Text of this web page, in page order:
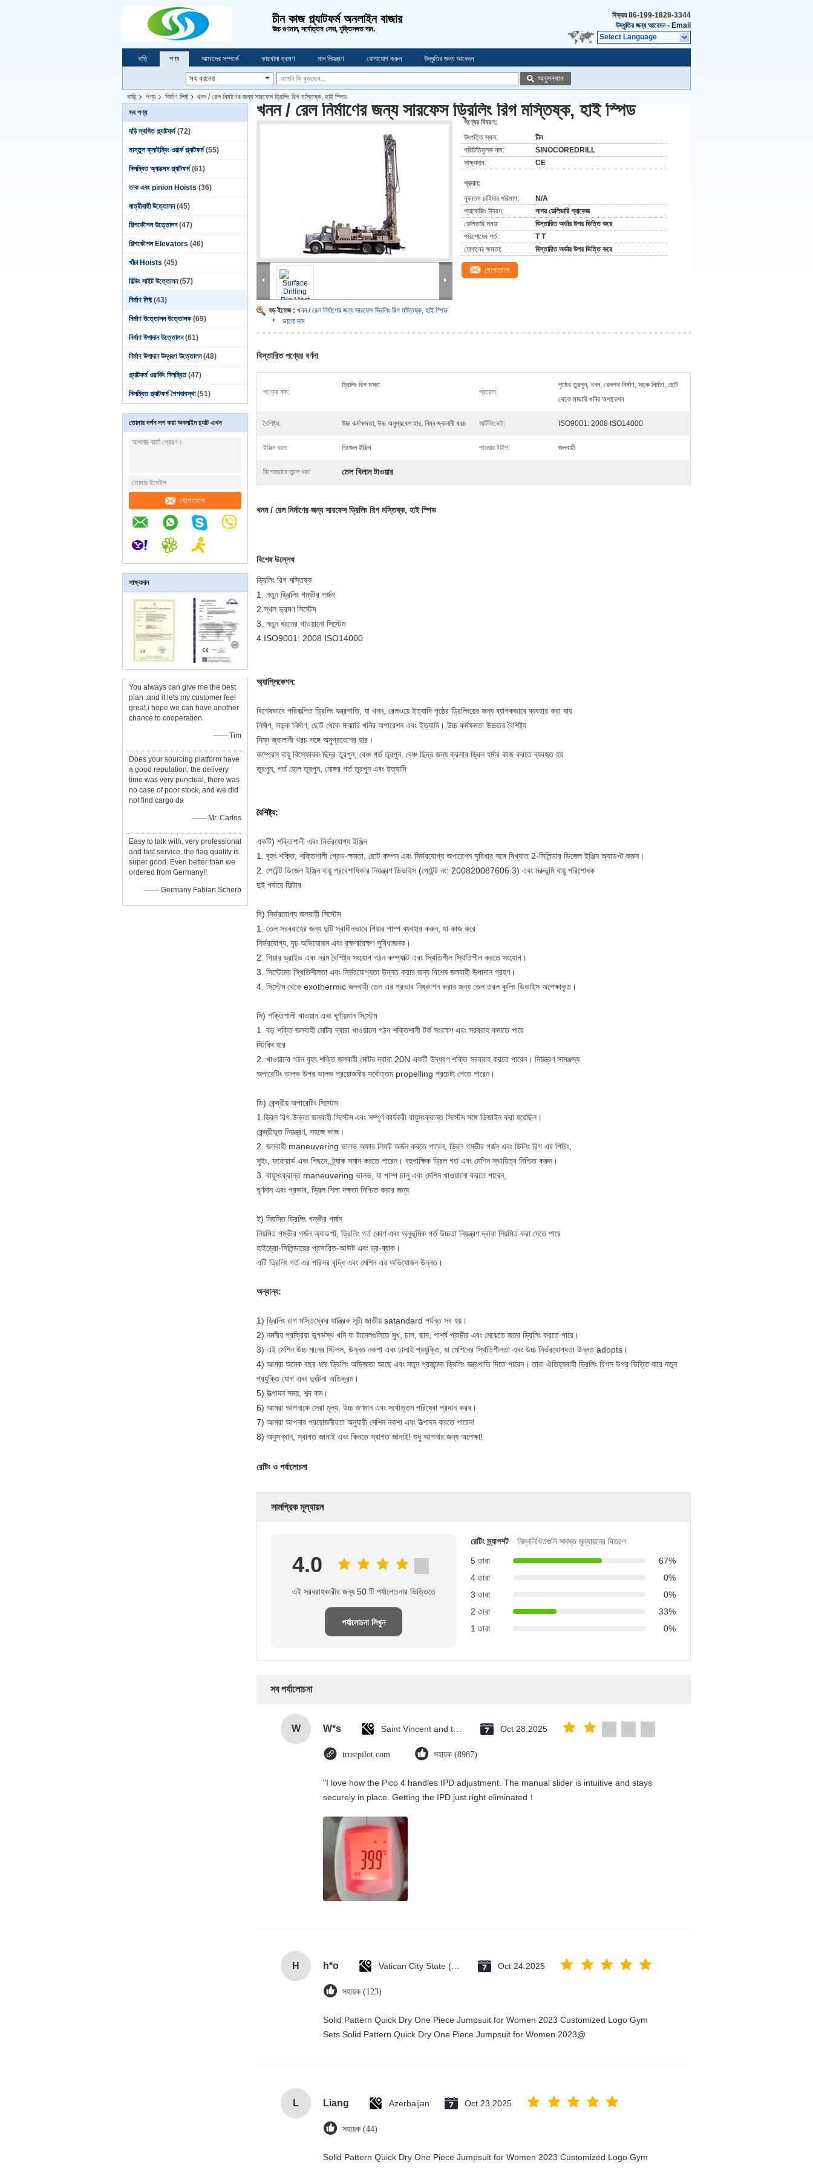
চীন কাজ প্ল্যাটফর্ম অনলাইন বাজার
উচ্চ গুণমান, সর্বোত্তম সেবা, যুক্তিসঙ্গত দাম.
বিক্রয়86-199-1828-3344
উদ্ধৃতির জন্য আবেদন - Email
Select Language
বাড়ি পণ্য আমাদের সম্পর্কে কারখানা ভ্রমণ মান নিয়ন্ত্রণ যোগাযোগ করুন উদ্ধৃতির জন্য আবেদন
অনুসন্ধান
বাড়ি পণ্য নির্মাণ লিফ্ট
খনন / রেল নির্মাণের জন্য সারফেস ড্রিলিং রিগ মস্তিষ্ক, হাই স্পিড
সব পণ্য
দড়ি স্থগিত প্ল্যাটফর্ম (72)
মাস্তুল ক্লাইম্বিং ওয়ার্ক প্ল্যাটফর্ম (55)
নিলম্বিত অ্যাক্সেস প্ল্যাটফর্ম (61)
তাক এবং pinion Hoists (36)
যাত্রীবাহী উত্তোলন (45)
শিল্পকৌশল উত্তোলন (47)
শিল্পকৌশল Elevators (46)
খাঁচা Hoists (45)
বিল্ডিং সাইট উত্তোলন (57)
নির্মাণ লিফ্ট (43)
নির্মাণ উত্তোলন উত্তোলক (69)
নির্মাণ উপাদান উত্তোলন (61)
নির্মাণ উপাদান উদ্ধরণ উত্তোলন (48)
প্ল্যাটফর্ম ওয়ার্কিং নিলম্বিত (47)
নিলম্বিত প্ল্যাটফর্ম শৈশবাবস্থা (51)
তোমার দর্শন লগ করা অনলাইন চ্যাট এখন
যোগাযোগ
সাক্ষ্যদান
You always can give me the best
plan ,and it lets my customer feel
great,i hope we can have another
chance to cooperation
—— Tim
Does your sourcing platform have
a good reputation, the delivery
time was very punctual, there was
no case of poor stock, and we did
not find cargo da
—— Mr. Carlos
Easy to talk with, very professional
and fast service, the flag quality is
super good. Even better than we
ordered from Germany!!
—— Germany Fabian Scherb
খনন / রেল নির্মাণের জন্য সারফেস ড্রিলিং রিগ মস্তিষ্ক, হাই স্পিড
বড় ইমেজ : খনন / রেল নির্মাণের জন্য সারফেস ড্রিলিং রিগ মস্তিষ্ক, হাই স্পিড
ভালো দাম
পণ্যের বিবরণ:
উৎপত্তি স্থল:
চীন
পরিচিতিমুলক নাম:
SINOCOREDRILL
সাক্ষ্যদান:
CE
প্রদান:
ন্যূনতম চাহিদার পরিমাণ:
N/A
প্যাকেজিং বিবরণ:
সাগর ডেলিভারি প্যাকেজ
ডেলিভারি সময়:
বিস্তারিত অর্ডার উপর ভিত্তি করে
পরিশোধের শর্ত:
T T
যোগানের ক্ষমতা:
বিস্তারিত অর্ডার উপর ভিত্তি করে
যোগাযোগ
বিস্তারিত পণ্যের বর্ণনা
পণ্যের নাম:
ড্রিলিং রিগ মস্ত
প্রয়োগ:
পৃষ্ঠের তুরপুন, খনন, রেলপথ নির্মাণ, সড়ক নির্মাণ, ছোট
থেকে মাঝারি খনির অপারেশন
বৈশিষ্ট্য: উচ্চ কর্মক্ষমতা, উচ্চ অনুপ্রবেশ হার, নিম্ন জ্বালানী খরচ সার্টিফিকেট: ISO9001: 2008 ISO14000
ইঞ্জিন ধরন: ডিজেল ইঞ্জিন পাওয়ার টাইপ: জলবাহী
বিশেষভাবে তুলে ধরা: তেল খিলান টাওয়ার
খনন / রেল নির্মাণের জন্য সারফেস ড্রিলিং রিগ মস্তিষ্ক, হাই স্পিড
বিশেষ উল্লেখ
ড্রিলিং রিগ মস্তিষ্ক
1. নতুন ড্রিলিং গম্ভীর গর্জন
2.স্থল ভ্রমণ সিস্টেম
3. নতুন ধরনের খাওয়ানো সিস্টেম
4.ISO9001: 2008 ISO14000
অ্যাপ্লিকেশন:
বিশেষভাবে পরিকল্পিত ড্রিলিং যন্ত্রপাতি, যা খনন, রেলওয়ে ইত্যাদি পৃষ্ঠের ড্রিলিংয়ের জন্য ব্যাপকভাবে ব্যবহার করা যায়
নির্মাণ, সড়ক নির্মাণ, ছোট থেকে মাঝারি খনির অপারেশন এবং ইত্যাদি। উচ্চ কর্মক্ষমতা উচ্চতর বৈশিষ্ট্য
নিম্ন জ্বালানী খরচ সঙ্গে অনুপ্রবেশের হার।
কম্প্রেস বায়ু বিস্ফোরক ছিদ্র তুরপুন, বেঞ্চ গর্ত তুরপুন, বেঞ্চ ছিদ্র জন্য ক্রলার ড্রিল হর্মার কাজ করতে ব্যবহৃত হয়
তুরপুন, গর্ত হোল তুরপুন, নোঙ্গর গর্ত তুরপুন এবং ইত্যাদি
বৈশিষ্ট্য:
একটি) শক্তিশালী এবং নির্ভরযোগ্য ইঞ্জিন
1. বৃহৎ শক্তি, শক্তিশালী গ্রেড-ক্ষমতা, ছোট কম্পন এবং নির্ভরযোগ্য অপারেশন সুবিধার সঙ্গে বিখ্যাত 2-সিলিন্ডার ডিজেল ইঞ্জিন অ্যাডপ্ট করুন।
2. পেটেন্ট ডিজেল ইঞ্জিন বায়ু প্রবেশাধিকার নিয়ন্ত্রণ ডিভাইস (পেটেন্ট নং: 200820087606.3) এবং মরুভূমি বায়ু পরিশোধক
দুই পর্যায়ে ফিল্টার
বি) নির্ভরযোগ্য জলবাহী সিস্টেম
1. তেল সরবরাহের জন্য দুটি স্বাধীনভাবে গিয়ার পাম্প ব্যবহার করুন, যা কাজ করে
নির্ভরযোগ্য, দৃঢ় অভিযোজন এবং রক্ষণাবেক্ষণ সুবিধাজনক।
2. গিয়ার ড্রাইভ এবং নরম বৈশিষ্ট্য সংযোগ গঠন কম্প্যাক্ট এবং স্থিতিশীল স্থিতিশীল করতে সংযোগ।
3. সিস্টেমের স্থিতিশীলতা এবং নির্ভরযোগ্যতা উন্নত করার জন্য বিশেষ জলবাহী উপাদান গ্রহণ।
4. সিস্টেম থেকে exothermic জলবাহী তেল এর প্রভাব নিষ্কাশন করার জন্য তেল তরল কুলিং ডিভাইস অপেক্ষাকৃত।
সি) শক্তিশালী খাওয়ান এবং ঘূর্ণায়মান সিস্টেম
1. বড় শক্তি জলবাহী মোটর দ্বারা খাওয়ানো গঠন শক্তিশালী টর্ক সংরক্ষণ এবং সরবরাহ কমাতে পারে
স্টিকিং হার
2. খাওয়ানো গঠন বৃহৎ শক্তি জলবাহী মোটর দ্বারা 20N একটি উদ্ধরণ শক্তি সরবরাহ করতে পারেন। নিয়ন্ত্রণ সামঞ্জস্য
অপারেটিং ভালভ উপর ভালভ প্রয়োজনীয় সর্বোত্তম propelling প্রচেষ্টা পেতে পারেন।
ডি) কেন্দ্রীয় অপারেটিং সিস্টেম
1.ড্রিল রিগ উন্নত জলবাহী সিস্টেম এবং সম্পূর্ণ কার্যকরী বায়ুসংক্রান্ত সিস্টেম সঙ্গে ডিজাইন করা হয়েছিল।
কেন্দ্রীভূত নিয়ন্ত্রণ, সহজে কাজ।
2. জলবাহী maneuvering ভালভ অফার লিফট অর্জন করতে পারেন, ড্রিল গম্ভীর গর্জন এবং ডিলিং রিগ এর পিচিং,
সুইং, ফরোয়ার্ড এবং পিছনে, ট্র্যাক সমান করতে পারেন। বহুপাক্ষিক ড্রিল গর্ত এবং মেশিন স্থায়িত্ব নিশ্চিত করুন।
3. বায়ুসংক্রান্ত maneuvering ভালভ, যা পাম্প চালু এবং মেশিন খাওয়ানো করতে পারেন,
ঘূর্ণমান এবং প্রভাব, ড্রিল শিলা দক্ষতা নিশ্চিত করার জন্য
ই) নিয়মিত ড্রিলিং গম্ভীর গর্জন
নিয়মিত গম্ভীর গর্জন অ্যাডপ্ট্ট, ড্রিলিং গর্ত কোণ এবং অনুভূমিক গর্ত উচ্চতা নিয়ন্ত্রণ দ্বারা নিয়মিত করা যেতে পারে
হাইড্রো-সিলিন্ডারের প্রসারিত-আউট এবং ড্র-ব্যাক।
এটি ড্রিলিং গর্ত এর পরিসর বৃদ্ধি এবং মেশিন এর অভিযোজন উন্নত।
অন্যান্য:
1) ড্রিলিং রাগ মস্তিষ্কের যান্ত্রিক সূচী জাতীয় satandard পর্যন্ত সব হয়।
2) নমনীয় প্রক্রিয়া ভূগর্ভস্থ খনি বা টানেলগুলিতে মুখ, ঢাল, ছাদ, পার্শ্ব প্রাচীর এবং মেঝেতে জমো ড্রিলিং করতে পারে।
3) এই মেশিন উচ্চ মানের স্টিলস, উন্নত নকশা এবং ঢালাই প্রযুক্তি, যা মেশিনের স্থিতিশীলতা এবং উচ্চ নির্ভরযোগ্যতা উন্নত adopts।
4) আমরা অনেক বছর ধরে ড্রিলিং অভিজ্ঞতা আছে এবং নতুন প্রজন্মের ড্রিলিং যন্ত্রপাতি দিতে পারেন। তারা ঐতিহ্যবাহী ড্রিলিং রিগস উপর ভিত্তি করে নতুন
প্রযুক্তি যোগ এবং দুর্ঘটনা অতিক্রম।
5) উত্পাদন সময়, শব্দ কম।
6) আমরা আপনাকে সেরা মূল্য, উচ্চ গুণমান এবং সর্বোত্তম পরিষেবা প্রদান করব।
7) আমরা আপনার প্রয়োজনীয়তা অনুযায়ী মেশিন নকশা এবং উত্পাদন করতে পারেন!
8) অনুসন্ধান, স্বাগত জানাই এবং কিনতে স্বাগত জানাই! শুধু আপনার জন্য অপেক্ষা!
রেটিং ও পর্যালোচনা
সামগ্রিক মূল্যায়ন
4.0
এই সরবরাহকারীর জন্য 50 টি পর্যালোচনার ভিত্তিতে
পর্যালোচনা লিখুন
রেটিং স্ন্যাপশট
নিম্নলিখিতগুলি সমস্ত মূল্যায়নের বিতরণ
5 তারা
67%
4 তারা
0%
3 তারা
0%
2 তারা
33%
1 তারা
0%
সব পর্যালোচনা
W W*s Oct 28.2025
trustpilot.com সহায়ক (8987)
"I love how the Pico 4 handles IPD adjustment. The manual slider is intuitive and stays
securely in place. Getting the IPD just right eliminated！
H h*o Oct 24.2025
সহায়ক (123)
Solid Pattern Quick Dry One Piece Jumpsuit for Women 2023 Customized Logo Gym
Sets Solid Pattern Quick Dry One Piece Jumpsuit for Women 2023@
L Liang Azerbaijan Oct 23.2025
সহায়ক (44)
Solid Pattern Quick Dry One Piece Jumpsuit for Women 2023 Customized Logo Gym